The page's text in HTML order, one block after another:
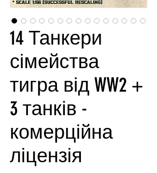
14 Танкери
сімейства
тигра від WW2 +
3 танків -
комерційна
ліцензія